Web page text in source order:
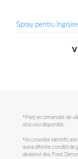
Spray pentru
*Preţ recomandat de
stocului disponibil.
*Accesoriile identificate
avea diferite condiții de
dealerul dvs. Ford.